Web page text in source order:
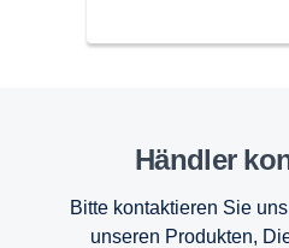
Händler
Bitte kontaktieren Sie
unseren Produkten,